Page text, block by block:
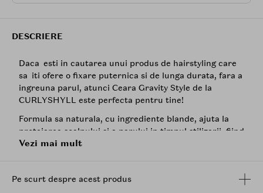
DESCRIERE
Daca esti in cautarea unui produs de hairstyling care
sa iti ofere o fixare puternica si de lunga durata, fara a
ingreuna parul, atunci Ceara Gravity Style de la
CURLYSHYLL este perfecta pentru tine!
Formula sa naturala, cu ingrediente blande, ajuta la
protejarea scalpului si a parului in timpul stilizarii, fiind
totodata usor de clatit cu o singura samponare. Ceara
Ingrediente principale:
Vezi mai mult
Pe scurt despre acest produs